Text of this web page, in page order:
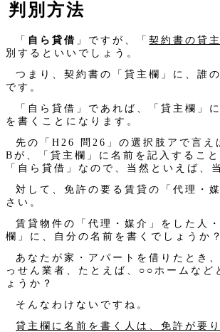
判別方法
「 自ら貸借 」ですが、「契約書の貸
別するといいでしょう。
つまり、契約書の「貸主欄」に、誰
です。
「自ら貸借」であれば、「貸主欄」
を書くことになります。
先の「H26 問26」の選択肢アで言え
Bが、「貸主欄」に名前を記入すること
「自ら貸借」なので、当然といえば、
対して、免許の要る賃貸の「代理・
さい。
賃貸物件の「代理・媒介」をした人
欄」に、自分の名前を書くでしょうか？
あなたが家・アパートを借りたとき
っせん業者、たとえば、○○ホームなど
ょうか？
そんなわけないですね。
貸主欄に名前を書く人は、免許が要